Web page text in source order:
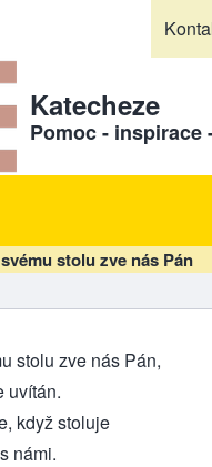
Katecheze
Pomoc - inspirace
stolu zve nás Pán
stolu zve nás Pán,
uvítán.
když stoluje
námi.